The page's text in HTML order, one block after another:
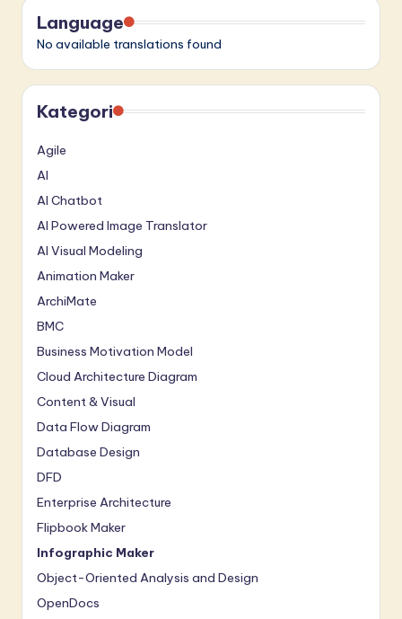
Language
No available translations found
Kategori
Agile
AI
AI Chatbot
AI Powered Image Translator
AI Visual Modeling
Animation Maker
ArchiMate
BMC
Business Motivation Model
Cloud Architecture Diagram
Content & Visual
Data Flow Diagram
Database Design
DFD
Enterprise Architecture
Flipbook Maker
Infographic Maker
Object-Oriented Analysis and Design
OpenDocs